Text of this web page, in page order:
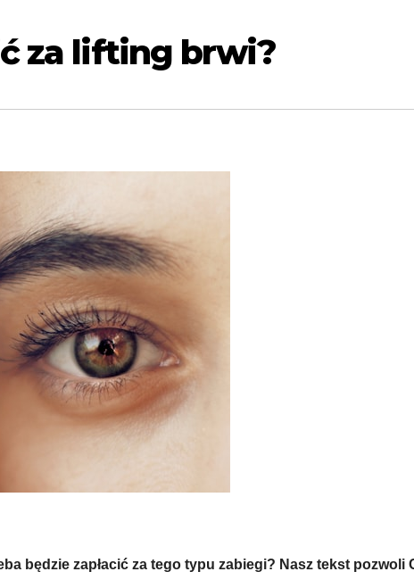
za lifting brwi?
będzie zapłacić za tego typu zabiegi? Nasz tekst pozwoli